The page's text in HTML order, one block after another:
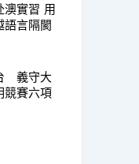
澳實習 用
語言隔閡
義守大
競賽六項